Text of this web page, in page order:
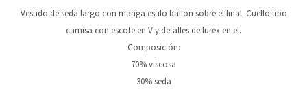
Vestido de seda largo con manga estilo ballon sobre el final. Cuello tipo
camisa con escote en V y detalles de lurex en el.
Composición:
70% viscosa
30% seda